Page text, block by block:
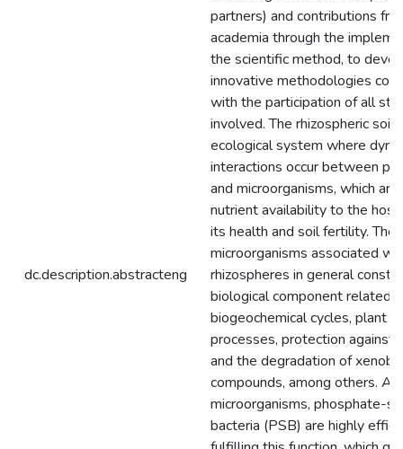
dc.description.abstracteng
partners) and contributions
academia through the
the scientific method, to
innovative methodologies
with the participation of all
involved. The rhizospheric soil
ecological system where
interactions occur between
and microorganisms, which are
nutrient availability to the
its health and soil fertility.
microorganisms associated
rhizospheres in general
biological component related
biogeochemical cycles, plant
processes, protection against
and the degradation of
compounds, among others.
microorganisms, phosphate-
bacteria (PSB) are highly